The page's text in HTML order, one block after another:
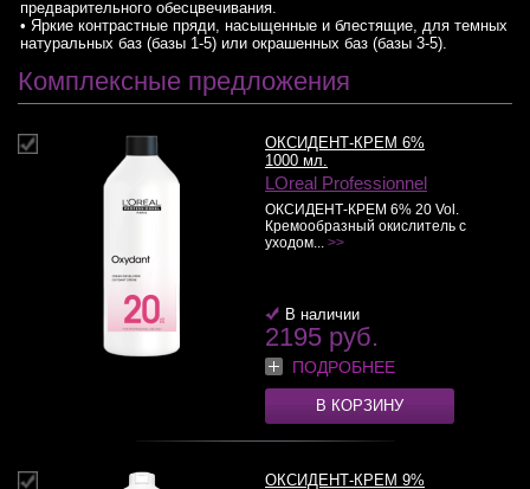
предварительного обесцвечивания.
• Яркие контрастные пряди, насыщенные и блестящие, для темных
натуральных баз (базы 1-5) или окрашенных баз (базы 3-5).
Комплексные предложения
ОКСИДЕНТ-КРЕМ 6%
1000 мл.
LOreal Professionnel
ОКСИДЕНТ-КРЕМ 6% 20 Vol.
Кремообразный окислитель с
уходом... >>
В наличии
2195 руб.
ПОДРОБНЕЕ
В КОРЗИНУ
ОКСИДЕНТ-КРЕМ 9%